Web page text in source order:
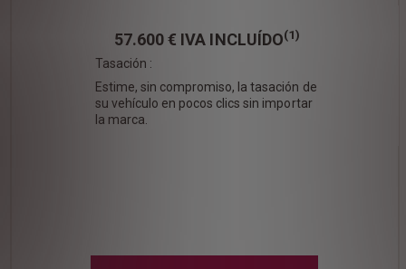
57.600 € IVA INCLUÍDO(1)
Tasación :
Estime, sin compromiso, la tasación de
su vehículo en pocos clics sin importar
la marca.